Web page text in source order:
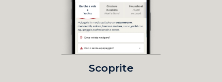
Scoprite